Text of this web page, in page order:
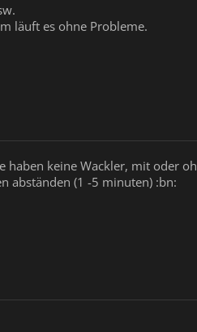
läuft es ohne Probleme.
keine Wackler, mit oder
abständen (1 -5 minuten) :bn: